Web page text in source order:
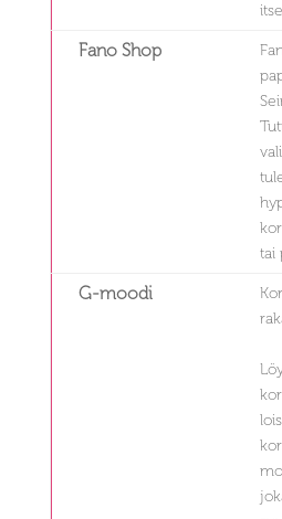
Fano Shop
tai
G-moodi